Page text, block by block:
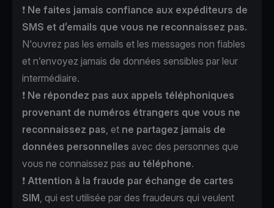
❗️ Ne faites jamais confiance aux expéditeurs de
SMS et d’emails que vous ne reconnaissez pas.
N'ouvrez pas les emails et les messages non fiables
et n’envoyez jamais de données sensibles par leur
intermédiaire.
❗️ Ne répondez pas aux appels téléphoniques
provenant de numéros étrangers que vous ne
reconnaissez pas, et ne partagez jamais de
données personnelles avec des personnes que
vous ne connaissez pas au téléphone.
❗️ Attention à la fraude par échange de cartes
SIM, qui est utilisée par des fraudeurs qui veulent